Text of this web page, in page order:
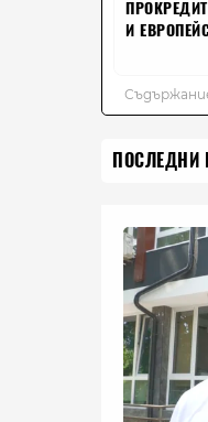
ПОСЛЕДНИ